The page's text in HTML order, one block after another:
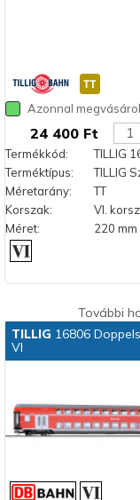
Azonnal
24 400 Ft
Termékkód:
TILLIG
Terméktípus:
TILLIG
Méretarány:
TT
Korszak:
VI.
Méret:
220 mm
További
TILLIG 16806
VI